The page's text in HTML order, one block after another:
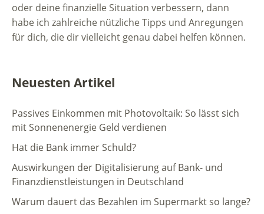
oder deine finanzielle Situation verbessern, dann
habe ich zahlreiche nützliche Tipps und Anregungen
für dich, die dir vielleicht genau dabei helfen können.
Neuesten Artikel
Passives Einkommen mit Photovoltaik: So lässt sich
mit Sonnenenergie Geld verdienen
Hat die Bank immer Schuld?
Auswirkungen der Digitalisierung auf Bank- und
Finanzdienstleistungen in Deutschland
Warum dauert das Bezahlen im Supermarkt so lange?